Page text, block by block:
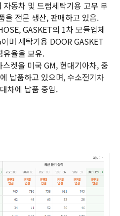
동차 및 드럼세탁기용 고무 부
을 전문 생산, 판매하고 있음.
GASKET의 1차 모듈업체
며 세탁기용 DOOR GASKET
유율을 보유.
켓을 미국 GM, 현대기아차, 중
납품하고 있으며, 수소전기차
차에 납품 중임.